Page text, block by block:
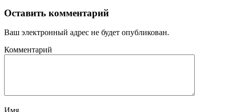
Оставить комментарий
Ваш электронный адрес не будет опубликован.
Комментарий